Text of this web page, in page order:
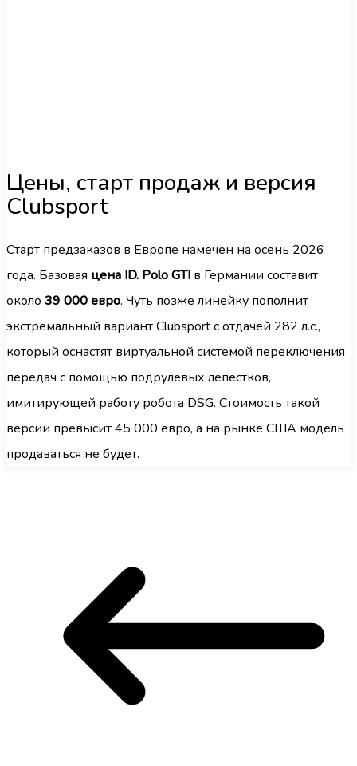
Цены, старт продаж и версия
Clubsport
Старт предзаказов в Европе намечен на осень 2026
года. Базовая цена ID. Polo GTI в Германии составит
около 39 000 евро. Чуть позже линейку пополнит
экстремальный вариант Clubsport с отдачей 282 л.с.,
который оснастят виртуальной системой переключения
передач с помощью подрулевых лепестков,
имитирующей работу робота DSG. Стоимость такой
версии превысит 45 000 евро, а на рынке США модель
продаваться не будет.